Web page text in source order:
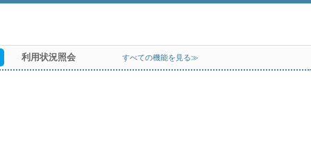
利用状況照会 すべての機能を見る≫